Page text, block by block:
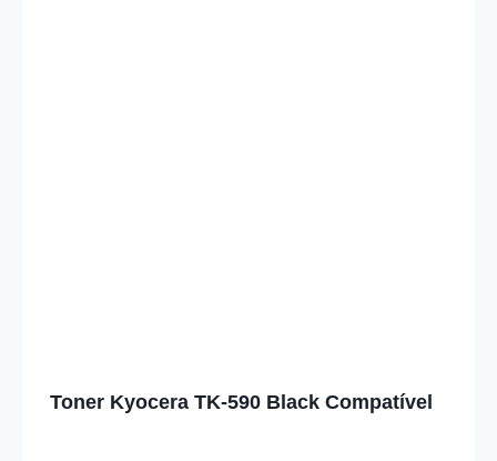
Toner Kyocera TK-590 Black Compatível